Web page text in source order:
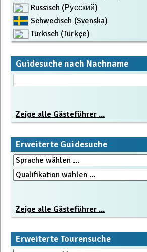
Russisch (Русский)
Schwedisch (Svenska)
Türkisch (Türkçe)
Guidesuche nach Nachname
Zeige alle Gästeführer ...
Erweiterte Guidesuche
Zeige alle Gästeführer ...
Erweiterte Tourensuche